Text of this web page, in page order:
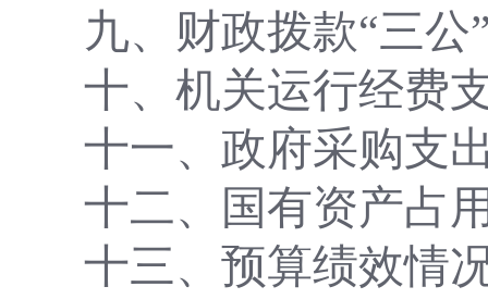
九、财政拨款“三公
十、机关运行经费
十一、政府采购支
十二、国有资产占
十三、预算绩效情